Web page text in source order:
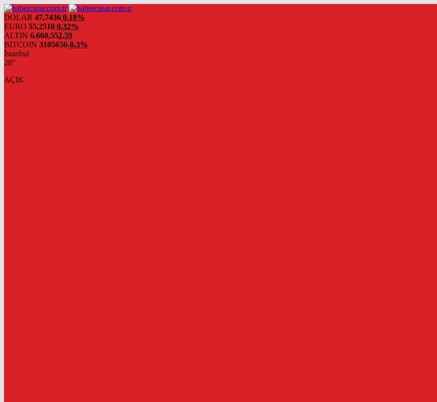
DOLAR 47,7436 0.18%
EURO 55,2510 0.32%
ALTIN 6.660,552,59
BITCOIN 3105656-0.3%
İstanbul
28°
AÇIK